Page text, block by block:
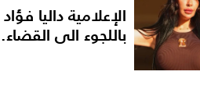
الإعلامية داليا
باللجوء الى